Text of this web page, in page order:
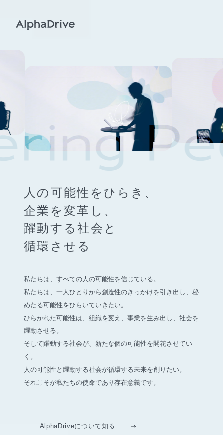
人の可能性をひらき、
企業を変革し、
躍動する社会と
循環させる
私たちは、すべての人の可能性を信じている。
私たちは、一人ひとりから創造性のきっかけを引き出し、 秘
めたる可能性をひらいていきたい。
ひらかれた可能性は、組織を変え、事業を生み出し、社会を
躍動させる。
そして躍動する社会が、新たな個の可能性を開花させてい
く。
人の可能性と躍動する社会が循環する未来を創りたい。
それこそが私たちの使命であり存在意義です。
AlphaDriveについて知る